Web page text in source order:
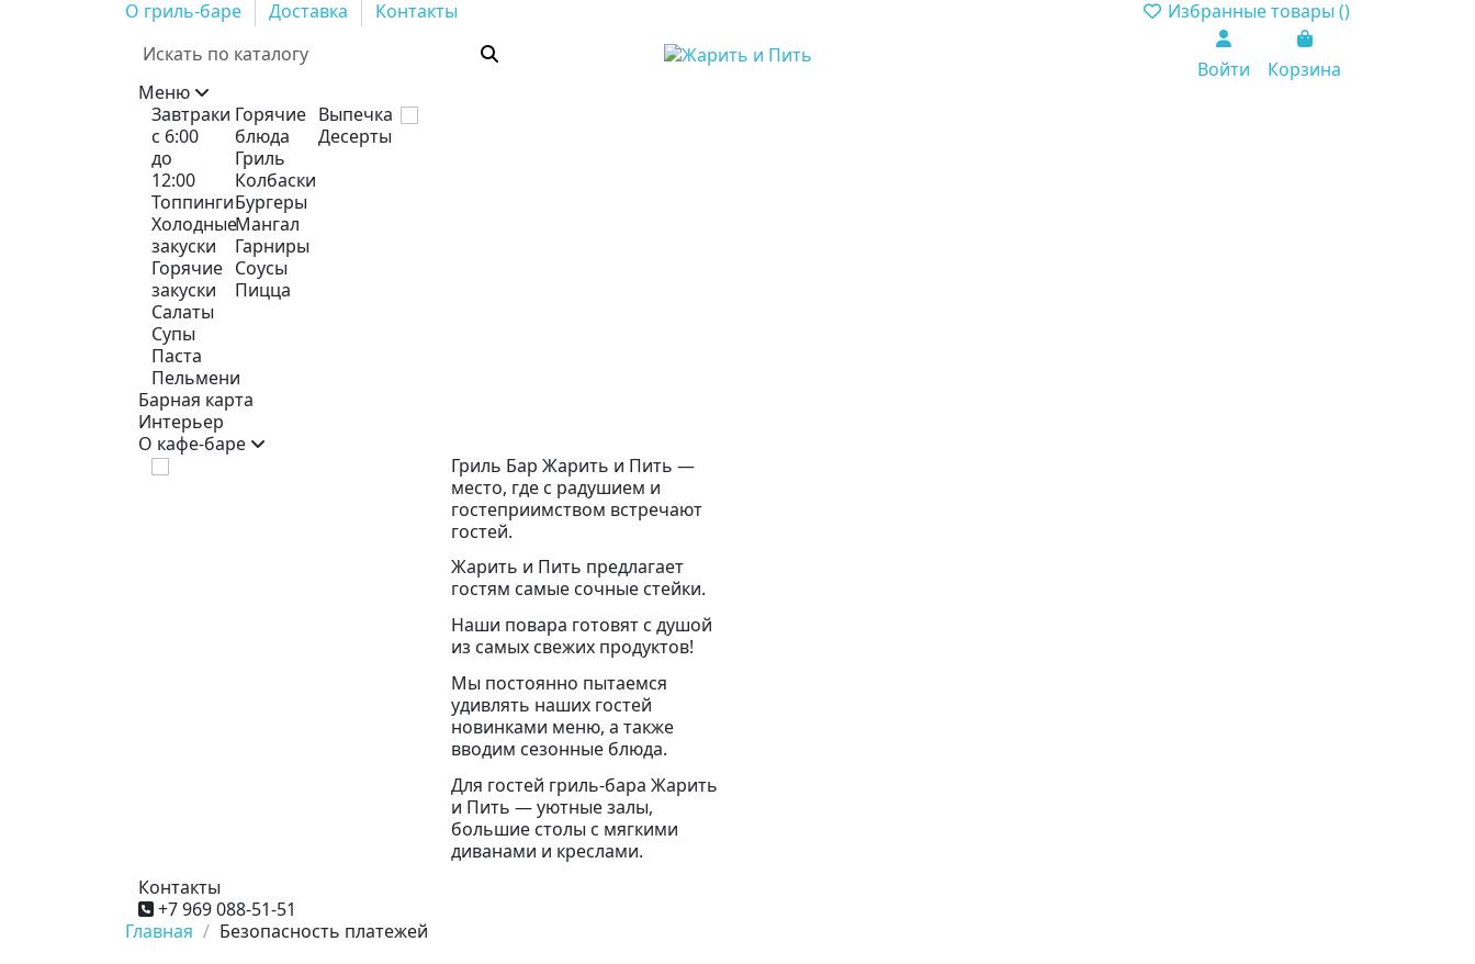
О гриль-баре Доставка Контакты Избранные товары ()
Войти
Корзина
Меню
Завтраки
с 6:00
до
12:00
Топпинги
Холодные
закуски
Горячие
закуски
Салаты
Супы
Паста
Пельмени
Горячие
блюда
Гриль
Колбаски
Бургеры
Мангал
Гарниры
Соусы
Пицца
Выпечка
Десерты
Барная карта
Интерьер
О кафе-баре
Гриль Бар Жарить и Пить —
место, где с радушием и
гостеприимством встречают
гостей.
Жарить и Пить предлагает
гостям самые сочные стейки.
Наши повара готовят с душой
из самых свежих продуктов!
Мы постоянно пытаемся
удивлять наших гостей
новинками меню, а также
вводим сезонные блюда.
Для гостей гриль-бара Жарить
и Пить — уютные залы,
большие столы с мягкими
диванами и креслами.
Контакты
+7 969 088-51-51
Главная
Безопасность платежей